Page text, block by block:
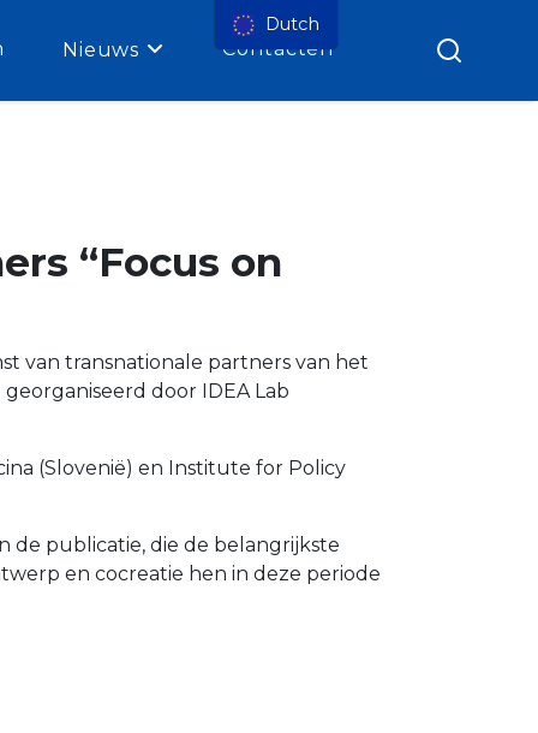
Nieuws Contacten
“Focus on
van transnationale partners van het
door IDEA Lab
(Slovenië) en Institute for Policy
de publicatie, die de belangrijkste
en cocreatie hen in deze periode
Dutch